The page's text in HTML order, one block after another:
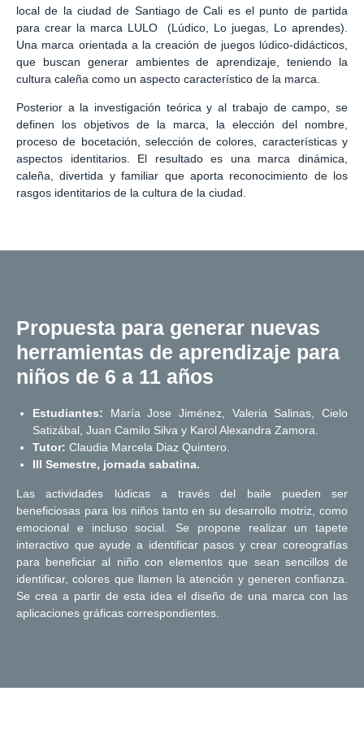
local de la ciudad de Santiago de Cali es el punto de partida
para crear la marca LULO (Lúdico, Lo juegas, Lo aprendes).
Una marca orientada a la creación de juegos lúdico-didácticos,
que buscan generar ambientes de aprendizaje, teniendo la
cultura caleña como un aspecto característico de la marca.
Posterior a la investigación teórica y al trabajo de campo, se
definen los objetivos de la marca, la elección del nombre,
proceso de bocetación, selección de colores, características y
aspectos identitarios. El resultado es una marca dinámica,
caleña, divertida y familiar que aporta reconocimiento de los
rasgos identitarios de la cultura de la ciudad.
Propuesta para generar nuevas
herramientas de aprendizaje para
niños de 6 a 11 años
Estudiantes: María Jose Jiménez, Valeria Salinas, Cielo
Satizábal, Juan Camilo Silva y Karol Alexandra Zamora.
Tutor: Claudia Marcela Diaz Quintero.
III Semestre, jornada sabatina.
Las actividades lúdicas a través del baile pueden ser
beneficiosas para los niños tanto en su desarrollo motriz, como
emocional e incluso social. Se propone realizar un tapete
interactivo que ayude a identificar pasos y crear coreografías
para beneficiar al niño con elementos que sean sencillos de
identificar, colores que llamen la atención y generen confianza.
Se crea a partir de esta idea el diseño de una marca con las
aplicaciones gráficas correspondientes.